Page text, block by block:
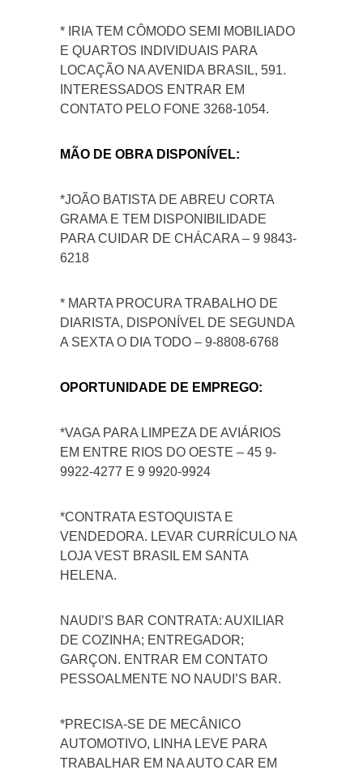
* IRIA TEM CÔMODO SEMI MOBILIADO
E QUARTOS INDIVIDUAIS PARA
LOCAÇÃO NA AVENIDA BRASIL, 591.
INTERESSADOS ENTRAR EM
CONTATO PELO FONE 3268-1054.
MÃO DE OBRA DISPONÍVEL:
*JOÃO BATISTA DE ABREU CORTA
GRAMA E TEM DISPONIBILIDADE
PARA CUIDAR DE CHÁCARA – 9 9843-
6218
* MARTA PROCURA TRABALHO DE
DIARISTA, DISPONÍVEL DE SEGUNDA
A SEXTA O DIA TODO – 9-8808-6768
OPORTUNIDADE DE EMPREGO:
*VAGA PARA LIMPEZA DE AVIÁRIOS
EM ENTRE RIOS DO OESTE – 45 9-
9922-4277 E 9 9920-9924
*CONTRATA ESTOQUISTA E
VENDEDORA. LEVAR CURRÍCULO NA
LOJA VEST BRASIL EM SANTA
HELENA.
NAUDI’S BAR CONTRATA: AUXILIAR
DE COZINHA; ENTREGADOR;
GARÇON. ENTRAR EM CONTATO
PESSOALMENTE NO NAUDI’S BAR.
*PRECISA-SE DE MECÂNICO
AUTOMOTIVO, LINHA LEVE PARA
TRABALHAR EM NA AUTO CAR EM